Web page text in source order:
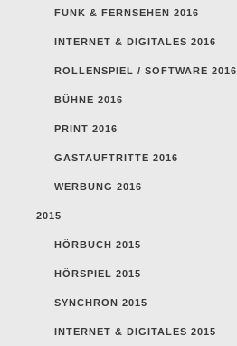
FUNK & FERNSEHEN 2016
INTERNET & DIGITALES 2016
ROLLENSPIEL / SOFTWARE 2016
BÜHNE 2016
PRINT 2016
GASTAUFTRITTE 2016
WERBUNG 2016
2015
HÖRBUCH 2015
HÖRSPIEL 2015
SYNCHRON 2015
INTERNET & DIGITALES 2015